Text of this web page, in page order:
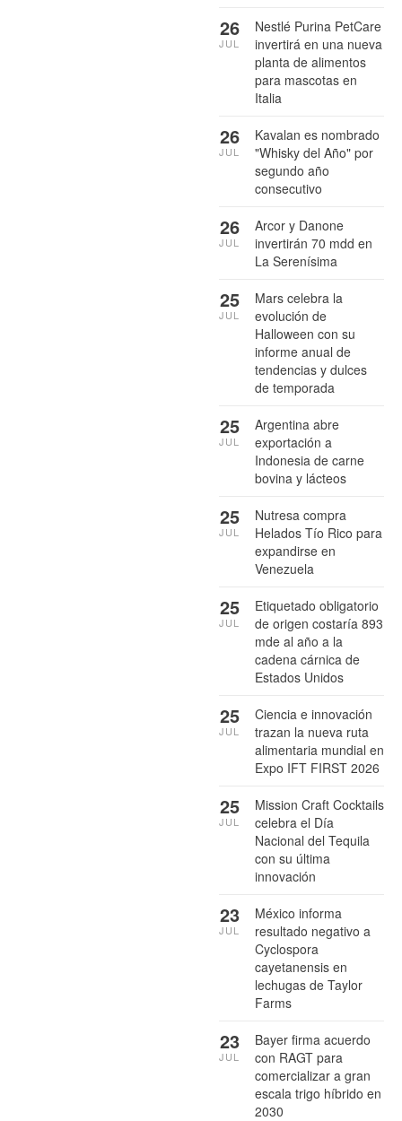
Nestlé Purina PetCare
invertirá en una nueva
planta de alimentos
para mascotas en
Italia
26
JUL
Kavalan es nombrado
"Whisky del Año" por
segundo año
consecutivo
26
JUL
Arcor y Danone
invertirán 70 mdd en
La Serenísima
26
JUL
Mars celebra la
evolución de
Halloween con su
informe anual de
tendencias y dulces
de temporada
25
JUL
Argentina abre
exportación a
Indonesia de carne
bovina y lácteos
25
JUL
Nutresa compra
Helados Tío Rico para
expandirse en
Venezuela
25
JUL
Etiquetado obligatorio
de origen costaría 893
mde al año a la
cadena cárnica de
Estados Unidos
25
JUL
Ciencia e innovación
trazan la nueva ruta
alimentaria mundial en
Expo IFT FIRST 2026
25
JUL
Mission Craft Cocktails
celebra el Día
Nacional del Tequila
con su última
innovación
25
JUL
México informa
resultado negativo a
Cyclospora
cayetanensis en
lechugas de Taylor
Farms
23
JUL
Bayer firma acuerdo
con RAGT para
comercializar a gran
escala trigo híbrido en
2030
23
JUL